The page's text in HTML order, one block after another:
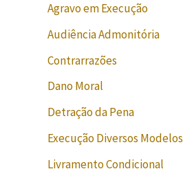
Agravo em Execução
Audiência Admonitória
Contrarrazões
Dano Moral
Detração da Pena
Execução Diversos Modelos
Livramento Condicional